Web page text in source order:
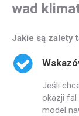
wad
Jakie są zalety
Jeśli
okazji fal
model